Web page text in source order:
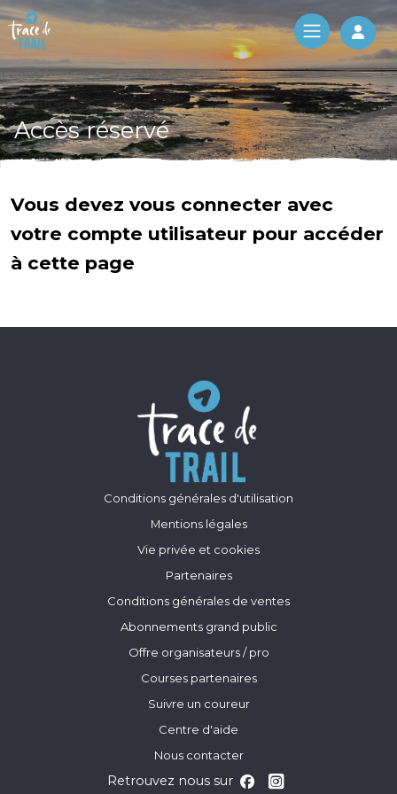
Log
Accès réservé
Vous devez vous connecter avec
votre compte utilisateur pour accéder
à cette page
Conditions générales d'utilisation
Mentions légales
Vie privée et cookies
Partenaires
Conditions générales de ventes
Abonnements grand public
Offre organisateurs / pro
Courses partenaires
Suivre un coureur
Centre d'aide
Nous contacter
Retrouvez nous sur